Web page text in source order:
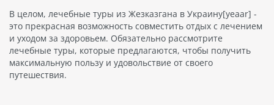
В целом, лечебные туры из Жезказгана в Украину[yeaar] -
это прекрасная возможность совместить отдых с лечением
и уходом за здоровьем. Обязательно рассмотрите
лечебные туры, которые предлагаются, чтобы получить
максимальную пользу и удовольствие от своего
путешествия.